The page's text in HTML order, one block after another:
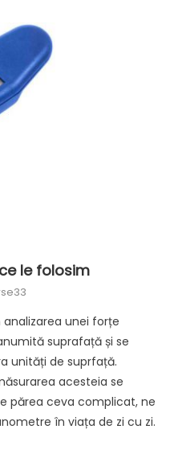
le folosim
unei forțe
suprafață și se
unități de suprfață.
acesteia se
părea ceva complicat, ne
în viața de zi cu zi.